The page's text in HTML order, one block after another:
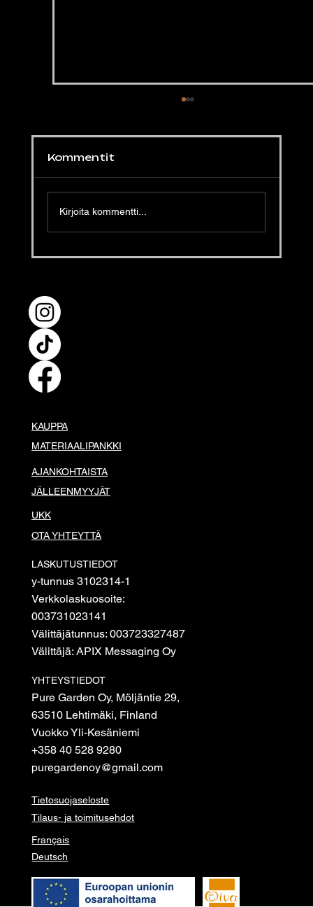
Fifth Flavour smetana
Kommentit
Kirjoita kommentti...
KAUPPA
MATERIAALIPANKKI
AJANKOHTAISTA
JÄLLEENMYYJÄT
UKK
OTA YHTEYTTÄ
LASKUTUSTIEDOT
y-tunnus 3102314-1
Verkkolaskuosoite:
003731023141
Välittäjätunnus: 003723327487
Välittäjä: APIX Messaging Oy
YHTEYSTIEDOT
Pure Garden Oy, Möljäntie 29,
63510 Lehtimäki, Finland
Vuokko Yli-Kesäniemi
+358 40 528 9280
puregardenoy@gmail.com
Tietosuojaseloste
Tilaus- ja toimitusehdot
Français
Deutsch
© 2026 Pure garden